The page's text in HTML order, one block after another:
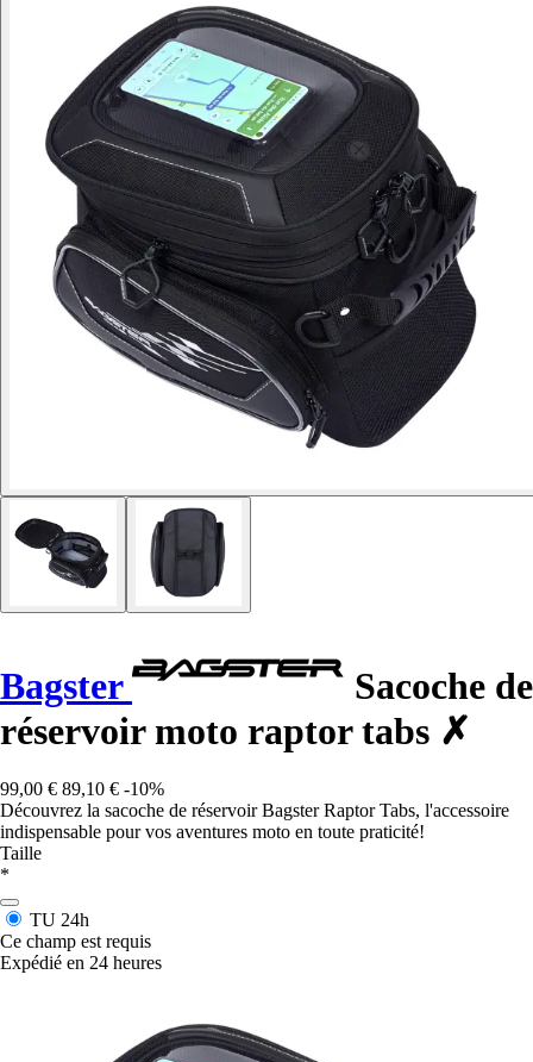
Bagster
Sacoche de
réservoir moto raptor tabs ✗
99,00 € 89,10 € -10%
Découvrez la sacoche de réservoir Bagster Raptor Tabs, l'accessoire
indispensable pour vos aventures moto en toute praticité!
Taille
*
TU 24h
Ce champ est requis
Expédié en 24 heures